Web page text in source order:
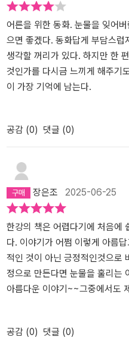
동화를 읽으면서 정치인들 눈물
은 별로 없지만, 사과는 밥 먹듯
화에서처럼 눈물 상자가 있다면
도 진정한 눈물이 필요할테니...
이 눈물 상자가 꼭 필요하겠단
눈물을 흘릴 수 있는 사람, 그런
에 대한 궁금증이 들기도 해서 <
~한 방울의 눈물이 가지는 의미
양할 것이다.이 책 속의 눈물을
황빛이 도는 이 눈물은 화가 몹
는 이 눈물은 거짓으로 흘리는
할 때 흘리는 눈물... 진한 보랏빛
저 눈물은 누군가 가엾다고 느
물에 무슨 색깔이 있으랴만은....
물이 많았다. 슬픔의 눈물뿐이
정도로 눈물이 많은 아이이다.
요, 눈물단지래, 울보래요.' (p8)
지에게 나타난 눈물을 수집하는
속의 수많은 눈물들.그리고 아저
숭아빛 작은 새, 꼬리와 깃털은
또는 파란 새벽의 새라고 불리는
가장 아름다운 눈물인 순수한 눈
의 눈물.세상의 모든 눈물이 죽
에 고인 눈물.그 눈물에 닿는 것
않은 눈물을 말하는 게 아니다.
음과 가장 어두운 그늘까지 담길
어른을 위한 동화. 눈물을 잊어
으면 좋겠다. 동화답게 부담스
생각할 꺼리가 있다. 하지만 한
것인가를 다시금 느끼게 해주기
이 가장 기억에 남는다.
공감 (0) 댓글 (0)
장은조 2025-06-25
한강의 책은 어렵다기에 처음에
다. 이야기가 어쩜 이렇게 아름
적인 것이 아닌 긍정적인것으로
정으로 만든다면 눈물을 훌리는
아름다운 이야기~~그중에서도
흘린다는것은 창피하게 생각할
정을 솔직하게 표현할 수 있는
공감 (0) 댓글 (0)